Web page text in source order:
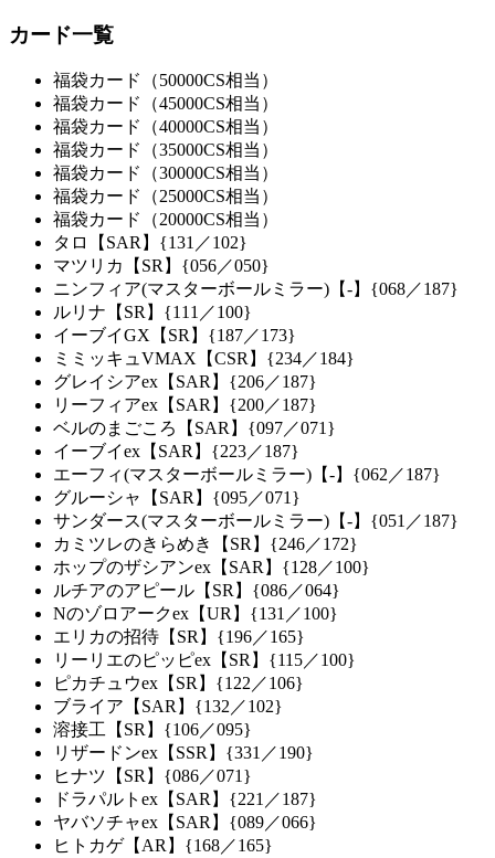
カード一覧
福袋カード（50000CS相当）
福袋カード（45000CS相当）
福袋カード（40000CS相当）
福袋カード（35000CS相当）
福袋カード（30000CS相当）
福袋カード（25000CS相当）
福袋カード（20000CS相当）
タロ【SAR】{131／102}
マツリカ【SR】{056／050}
ニンフィア(マスターボールミラー)【-】{068／187}
ルリナ【SR】{111／100}
イーブイGX【SR】{187／173}
ミミッキュVMAX【CSR】{234／184}
グレイシアex【SAR】{206／187}
リーフィアex【SAR】{200／187}
ベルのまごころ【SAR】{097／071}
イーブイex【SAR】{223／187}
エーフィ(マスターボールミラー)【-】{062／187}
グルーシャ【SAR】{095／071}
サンダース(マスターボールミラー)【-】{051／187}
カミツレのきらめき【SR】{246／172}
ホップのザシアンex【SAR】{128／100}
ルチアのアピール【SR】{086／064}
Nのゾロアークex【UR】{131／100}
エリカの招待【SR】{196／165}
リーリエのピッピex【SR】{115／100}
ピカチュウex【SR】{122／106}
ブライア【SAR】{132／102}
溶接工【SR】{106／095}
リザードンex【SSR】{331／190}
ヒナツ【SR】{086／071}
ドラパルトex【SAR】{221／187}
ヤバソチャex【SAR】{089／066}
ヒトカゲ【AR】{168／165}